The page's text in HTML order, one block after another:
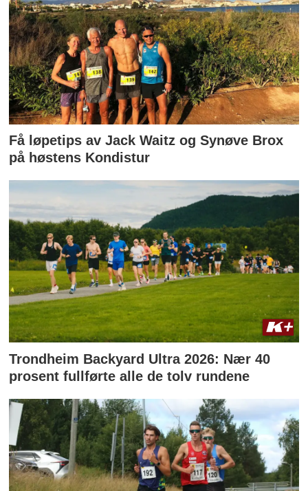
Få løpetips av Jack Waitz og Synøve Brox
på høstens Kondistur
Trondheim Backyard Ultra 2026: Nær 40
prosent fullførte alle de tolv rundene